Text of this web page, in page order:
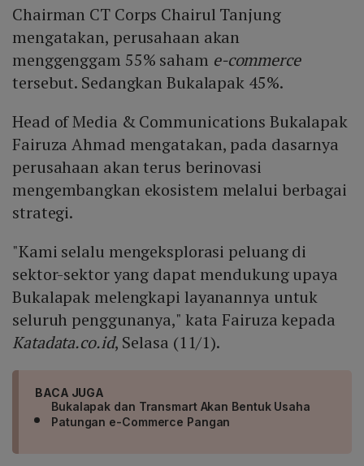
Chairman CT Corps Chairul Tanjung
mengatakan, perusahaan akan
menggenggam 55% saham e-commerce
tersebut. Sedangkan Bukalapak 45%.
Head of Media & Communications Bukalapak
Fairuza Ahmad mengatakan, pada dasarnya
perusahaan akan terus berinovasi
mengembangkan ekosistem melalui berbagai
strategi.
"Kami selalu mengeksplorasi peluang di
sektor-sektor yang dapat mendukung upaya
Bukalapak melengkapi layanannya untuk
seluruh penggunanya," kata Fairuza kepada
Katadata.co.id, Selasa (11/1).
BACA JUGA
Bukalapak dan Transmart Akan Bentuk Usaha
Patungan e-Commerce Pangan